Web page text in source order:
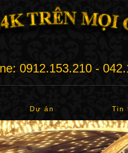
0912.153.210 -
Dự án Tin